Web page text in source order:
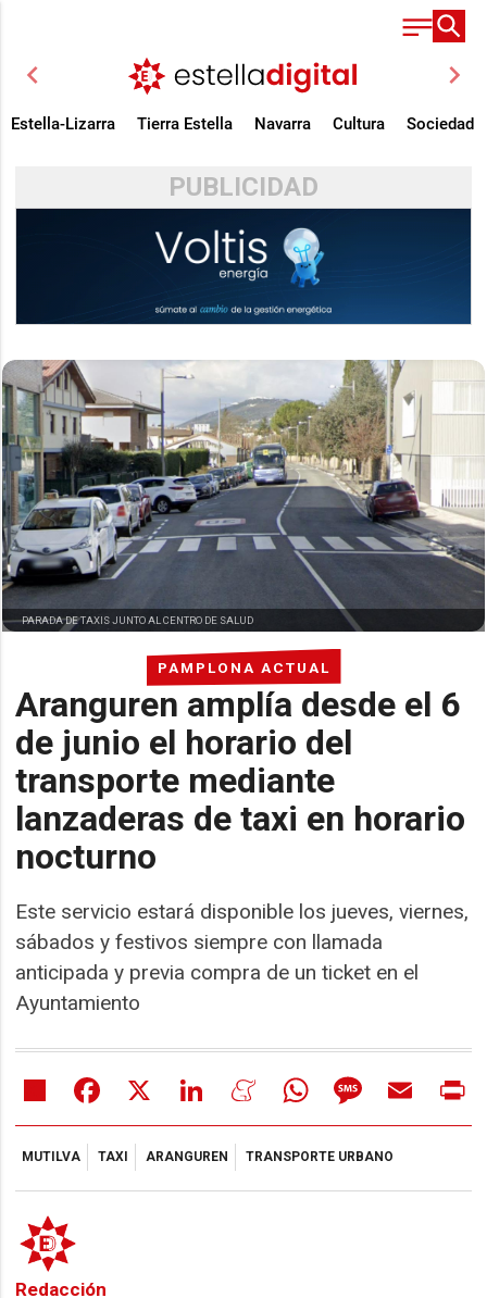
chevron_left chevron_right
Estella-Lizarra Tierra Estella Navarra Cultura Sociedad
PUBLICIDAD
PAMPLONA ACTUAL
Aranguren amplía desde el 6
de junio el horario del
transporte mediante
lanzaderas de taxi en horario
nocturno
Este servicio estará disponible los jueves, viernes,
sábados y festivos siempre con llamada
anticipada y previa compra de un ticket en el
Ayuntamiento
PARADA DE TAXIS JUNTO AL CENTRO DE SALUD
Share Facebook LinkedIn MeneameWhatsAppMessageEmail
MUTILVA TAXI ARANGUREN TRANSPORTE URBANO
Redacción